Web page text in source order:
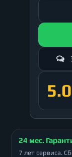
5.0
24 мес.
7 лет сервиса.